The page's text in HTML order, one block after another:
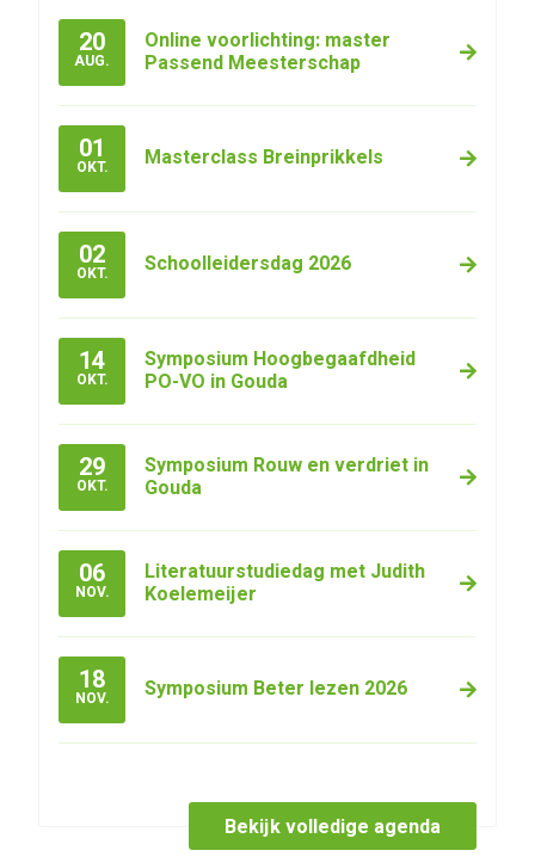
20
AUG.
Online voorlichting: master
Passend Meesterschap
01
OKT. Masterclass Breinprikkels
02
OKT. Schoolleidersdag 2026
14
OKT.
Symposium Hoogbegaafdheid
PO-VO in Gouda
29
OKT.
Symposium Rouw en verdriet in
Gouda
06
NOV.
Literatuurstudiedag met Judith
Koelemeijer
18
NOV. Symposium Beter lezen 2026
Bekijk volledige agenda